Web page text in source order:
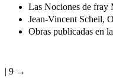
Las Nociones de fray
Jean-Vincent Scheil,
Obras publicadas en
| 9 →